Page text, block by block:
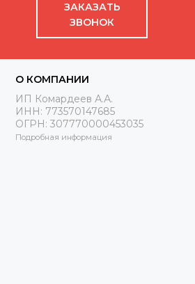
ЗАКАЗАТЬ
ЗВОНОК
О КОМПАНИИ
ИП Комардеев А.А.
ИНН: 773570147685
ОГРН: 307770000453035
Подробная информация